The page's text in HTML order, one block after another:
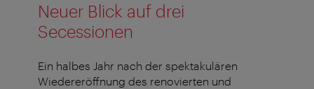
Neuer Blick auf drei
Secessionen
Ein halbes Jahr nach der spektakulären
Wiedereröffnung des renovierten und